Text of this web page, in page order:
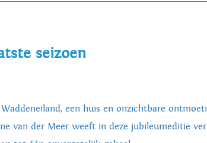
seizoen
Waddeneiland, een huis en onzichtbare
van der Meer weeft in deze jubileumeditie